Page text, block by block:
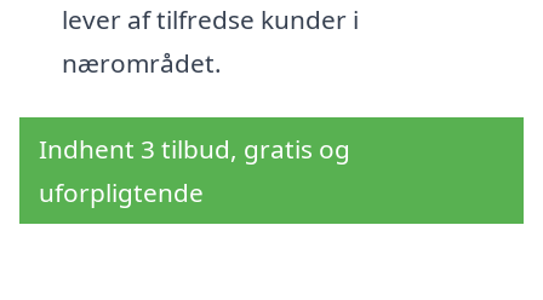
lever af tilfredse kunder i
nærområdet.
Indhent 3 tilbud, gratis og
uforpligtende